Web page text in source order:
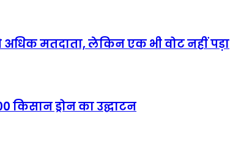
मतदाता, लेकिन एक भी वोट नहीं पड़ा
किसान ड्रोन का उद्घाटन